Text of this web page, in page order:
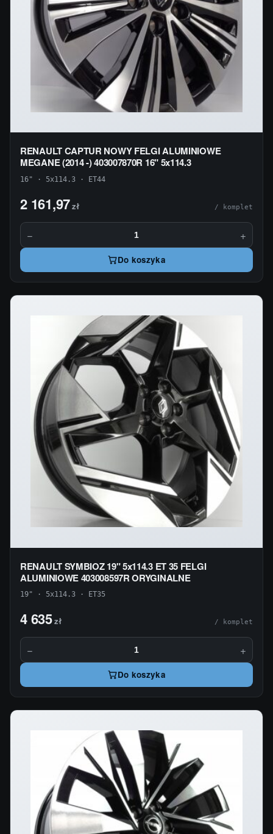
RENAULT CAPTUR NOWY FELGI ALUMINIOWE
MEGANE (2014 -) 403007870R 16" 5x114.3
16" · 5x114.3 · ET44
2 161,97zł / komplet
− +
Do koszyka
RENAULT SYMBIOZ 19" 5x114.3 ET 35 FELGI
ALUMINIOWE 403008597R ORYGINALNE
19" · 5x114.3 · ET35
4 635zł / komplet
− +
Do koszyka